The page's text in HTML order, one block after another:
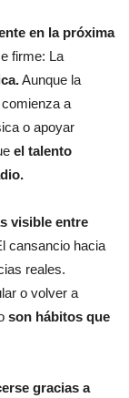
en la próxima
firme: La
Aunque la
a
o apoyar
el talento
visible entre
cansancio hacia
reales.
o volver a
son hábitos que
gracias a